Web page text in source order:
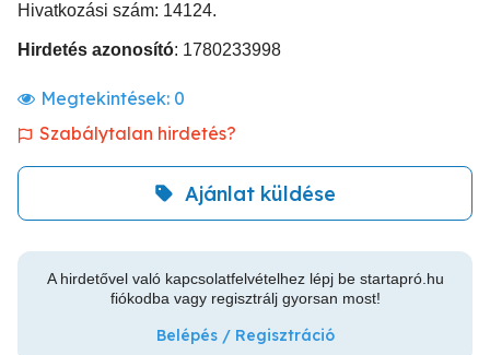
Hivatkozási szám: 14124.
Hirdetés azonosító: 1780233998
Megtekintések: 0
Szabálytalan hirdetés?
Ajánlat küldése
A hirdetővel való kapcsolatfelvételhez lépj be startapró.hu
fiókodba vagy regisztrálj gyorsan most!
Belépés / Regisztráció